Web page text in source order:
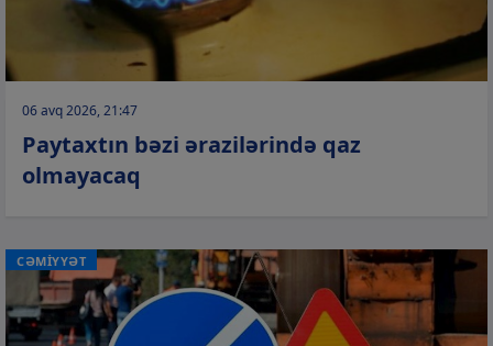
06 avq 2026, 21:47
Paytaxtın bəzi ərazilərində qaz
olmayacaq
CƏMİYYƏT